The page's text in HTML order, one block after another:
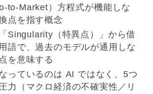
to-Market）方程式が機能しな
点を指す概念
Singularity（特異点）」から借
語で、過去のモデルが通用しな
を意味する
っているのは AI ではなく、5つ
力（マクロ経済の不確実性／リ